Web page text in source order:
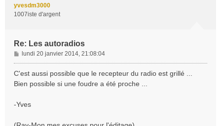
yvesdm3000
1007iste d'argent
Re: Les autoradios
M
e
s
a
e
lundi 20 janvier 2014, 21:08:04
C'est aussi possible que le recepteur du radio est grillé ...
Bien possible si une foudre a été proche ...
-Yves